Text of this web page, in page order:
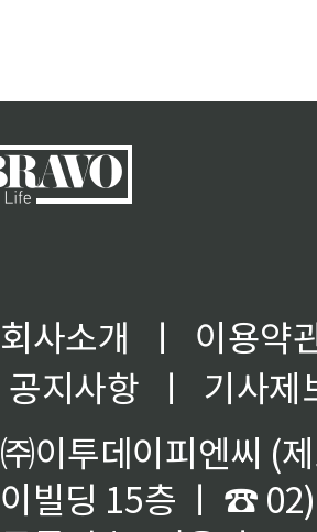
회사소개 ㅣ
이용약
공지사항
ㅣ
기사제
㈜이투데이피엔씨 (
이빌딩 15층 ㅣ ☎